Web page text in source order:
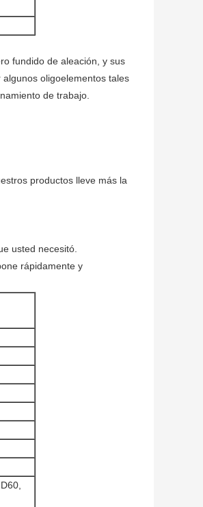
fundido de aleación, y sus
oligoelementos tales
de trabajo.
productos lleve más la
usted necesitó.
rápidamente y